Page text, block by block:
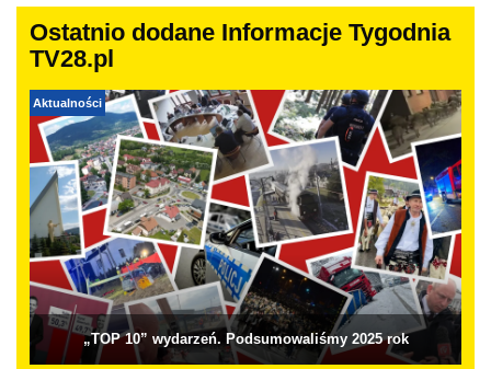
Ostatnio dodane Informacje Tygodnia
TV28.pl
Aktualności
„TOP 10” wydarzeń. Podsumowaliśmy 2025 rok